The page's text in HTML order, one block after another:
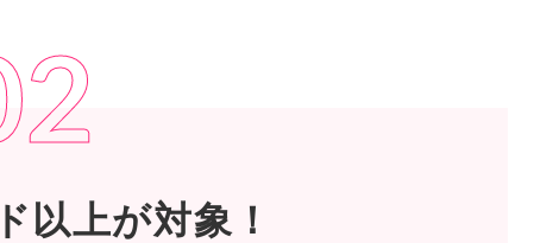
以上が対象！